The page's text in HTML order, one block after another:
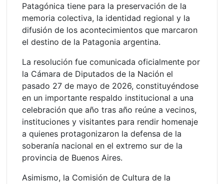
Patagónica tiene para la preservación de la
memoria colectiva, la identidad regional y la
difusión de los acontecimientos que marcaron
el destino de la Patagonia argentina.
La resolución fue comunicada oficialmente por
la Cámara de Diputados de la Nación el
pasado 27 de mayo de 2026, constituyéndose
en un importante respaldo institucional a una
celebración que año tras año reúne a vecinos,
instituciones y visitantes para rendir homenaje
a quienes protagonizaron la defensa de la
soberanía nacional en el extremo sur de la
provincia de Buenos Aires.
Asimismo, la Comisión de Cultura de la